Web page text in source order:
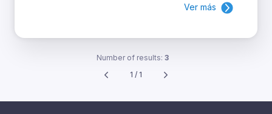
Ver más
Number of results: 3
1 / 1